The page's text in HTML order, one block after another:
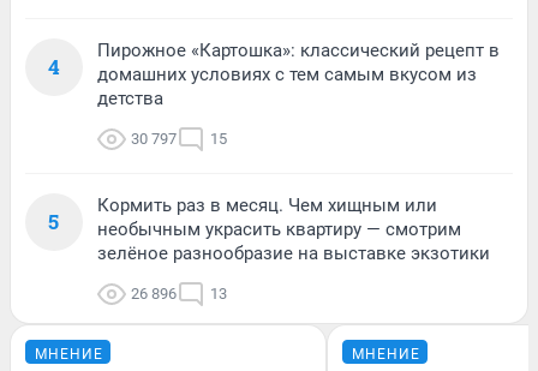
4
Пирожное «Картошка»: классический рецепт в
домашних условиях с тем самым вкусом из
детства
30 797 15
5
Кормить раз в месяц. Чем хищным или
необычным украсить квартиру — смотрим
зелёное разнообразие на выставке экзотики
26 896 13
МНЕНИЕ МНЕНИЕ